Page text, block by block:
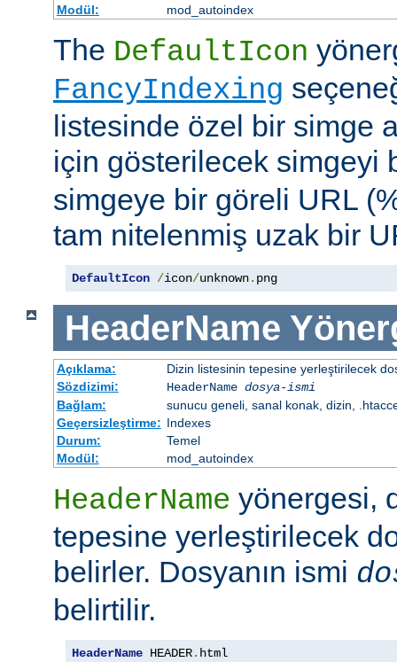
Modül:
mod_autoindex
The DefaultIcon
FancyIndexing
listesinde özel bir simge
için gösterilecek simgeyi
simgeye bir göreli URL
tam nitelenmiş uzak bir
DefaultIcon /icon/unknown. png
HeaderName
Açıklama:
Dizin listesinin tepesine yerleştirilecek
Sözdizimi:
HeaderName dosya-ismi
Bağlam:
sunucu geneli, sanal konak, dizin,
Geçersizleştirme: Indexes
Durum:
Temel
Modül:
mod_autoindex
HeaderName yönergesi,
tepesine yerleştirilecek
belirler. Dosyanın ismi
belirtilir.
HeaderName HEADER. html